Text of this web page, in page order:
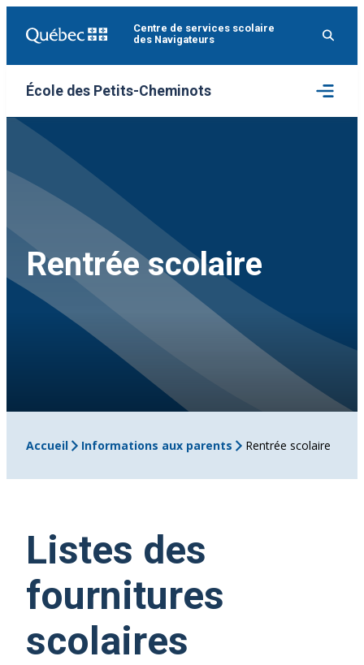
Centre de services scolaire
des Navigateurs
École des Petits-Cheminots
Ouvrir
le
menu
Rentrée scolaire
Accueil Informations aux parents Rentrée scolaire
Listes des
fournitures
scolaires